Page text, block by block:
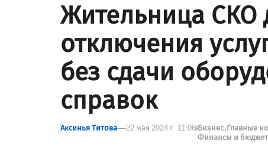
Жительница СКО
отключения
без сдачи
справок
Аксинья Титова 22 мая 2024 г. 11:06вБизнес Главные
Финансы и бюджет